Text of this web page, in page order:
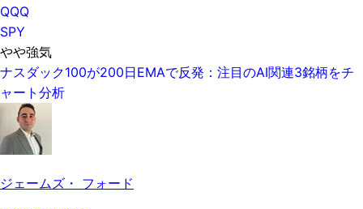
QQQ
SPY
やや強気
ナスダック100が200日EMAで反発：注目のAI関連3銘柄をチ
ャート分析
ジェームズ・ フォード